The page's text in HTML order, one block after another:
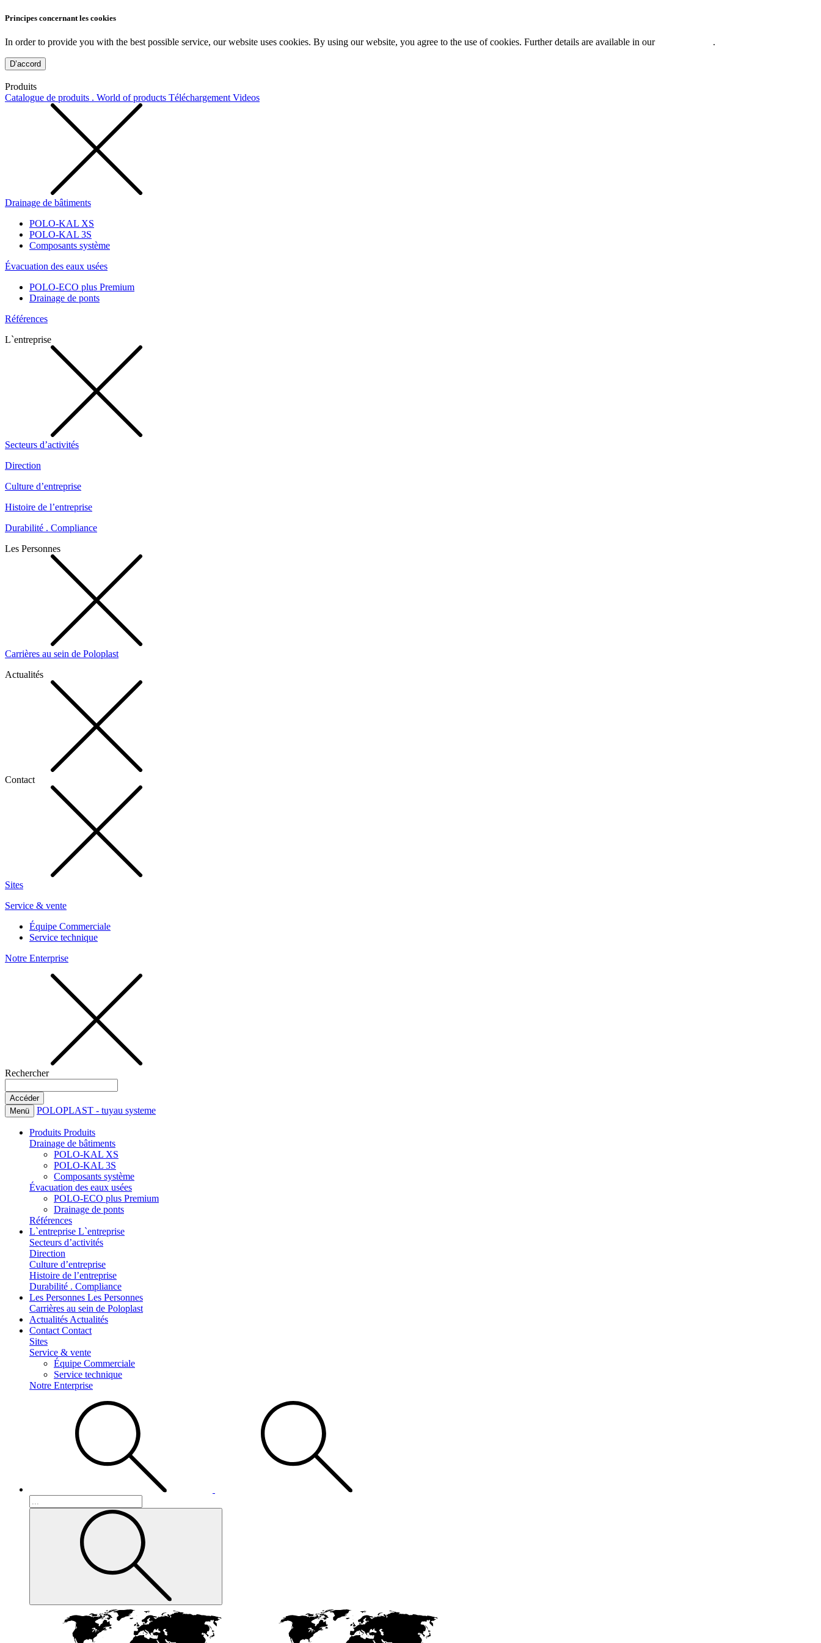
Principes concernant les cookies
In order to provide you with the best possible service, our website uses cookies. By using our website, you agree to the use of cookies. Further details are available in our .
D’accord
Produits
Catalogue de produits . World of products Téléchargement Videos
Drainage de bâtiments
POLO-KAL XS
POLO-KAL 3S
Composants système
Évacuation des eaux usées
POLO-ECO plus Premium
Drainage de ponts
Références
L`entreprise
Secteurs d’activités
Direction
Culture d’entreprise
Histoire de l’entreprise
Durabilité . Compliance
Les Personnes
Carrières au sein de Poloplast
Actualités
Contact
Sites
Service & vente
Équipe Commerciale
Service technique
Notre Enterprise
Rechercher
Menü POLOPLAST - tuyau systeme
Produits Produits
Drainage de bâtiments
POLO-KAL XS
POLO-KAL 3S
Composants système
Évacuation des eaux usées
POLO-ECO plus Premium
Drainage de ponts
Références
L`entreprise L`entreprise
Secteurs d’activités
Direction
Culture d’entreprise
Histoire de l’entreprise
Durabilité . Compliance
Les Personnes Les Personnes
Carrières au sein de Poloplast
Actualités Actualités
Contact Contact
Sites
Service & vente
Équipe Commerciale
Service technique
Notre Enterprise